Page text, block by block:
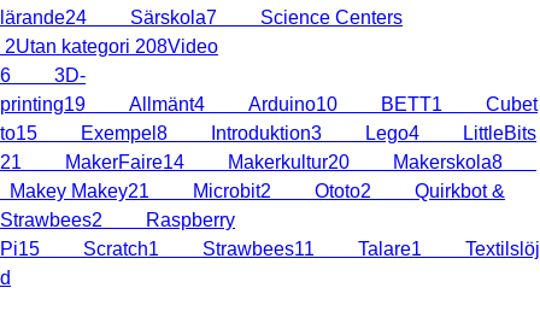
lärande24 Särskola7
Science Centers
2Utan kategori 208Video
6
3D-
printing19 Allmänt4 Arduino10 BETT1
Cubet
to15 Exempel 8 Introduktion3 Lego4
LittleBits
21
MakerFaire14 Makerkultur20 Makerskola8
Makey Makey21 Microbit2 Ototo2
Quirkbot &
Strawbees2
Raspberry
Pi15 Scratch1 Strawbees11 Talare1
Textilslöj
d